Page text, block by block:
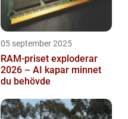
05 september 2025
RAM-priset exploderar
2026 – AI kapar minnet
du behövde